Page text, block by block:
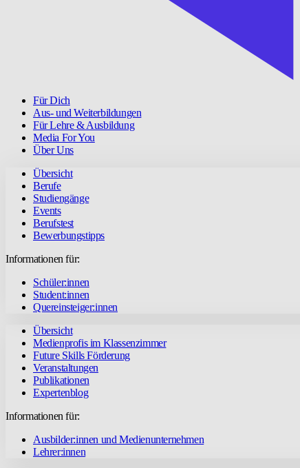
Für Dich
Aus- und Weiterbildungen
Für Lehre & Ausbildung
Media For You
Über Uns
Übersicht
Berufe
Studiengänge
Events
Berufstest
Bewerbungstipps
Informationen für:
Schüler:innen
Student:innen
Quereinsteiger:innen
Übersicht
Medienprofis im Klassenzimmer
Future Skills Förderung
Veranstaltungen
Publikationen
Expertenblog
Informationen für:
Ausbilder:innen und Medienunternehmen
Lehrer:innen